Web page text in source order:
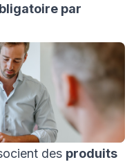
par
des produits